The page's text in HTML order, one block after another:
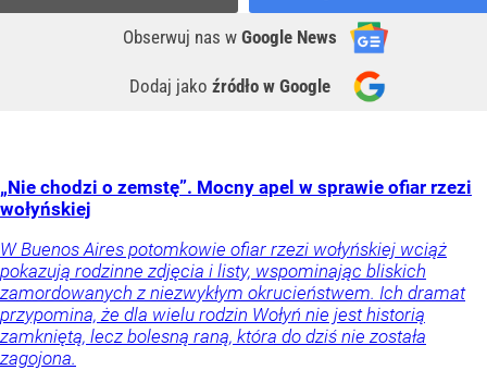
Obserwuj nas w Google News
Dodaj jako źródło w Google
„Nie chodzi o zemstę”. Mocny apel w sprawie ofiar rzezi
wołyńskiej
W Buenos Aires potomkowie ofiar rzezi wołyńskiej wciąż
pokazują rodzinne zdjęcia i listy, wspominając bliskich
zamordowanych z niezwykłym okrucieństwem. Ich dramat
przypomina, że dla wielu rodzin Wołyń nie jest historią
zamkniętą, lecz bolesną raną, która do dziś nie została
zagojona.